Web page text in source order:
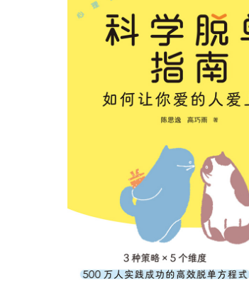
登
没有账号
用户名/
记住登